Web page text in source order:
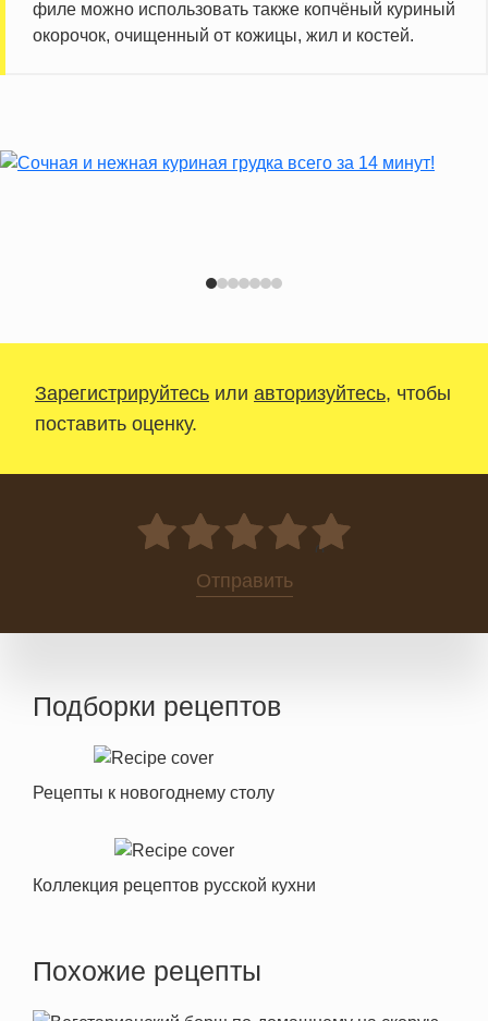
филе можно использовать также копчёный куриный
окорочок, очищенный от кожицы, жил и костей.
Зарегистрируйтесь или авторизуйтесь, чтобы
поставить оценку.
0
Отправить
Подборки рецептов
Рецепты к новогоднему столу
Коллекция рецептов русской кухни
Похожие рецепты